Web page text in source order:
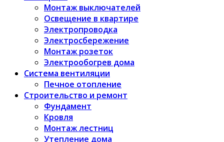
Монтаж выключателей
Освещение в квартире
Электропроводка
Электросбережение
Монтаж розеток
Электрообогрев дома
Система вентиляции
Печное отопление
Строительство и ремонт
Фундамент
Кровля
Монтаж лестниц
Утепление дома